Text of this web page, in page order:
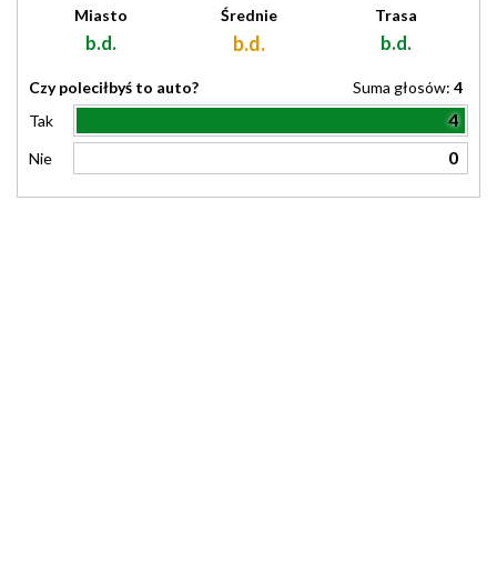
Miasto
b.d.
Średnie
b.d.
Trasa
b.d.
Czy poleciłbyś to auto? Suma głosów: 4
Tak
4
Nie 0